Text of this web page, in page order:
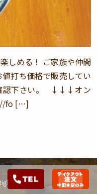
しめる！ ご家族や仲間
打ち価格で販売してい
認下さい。 ↓↓↓オン
fo […]
Reserved.